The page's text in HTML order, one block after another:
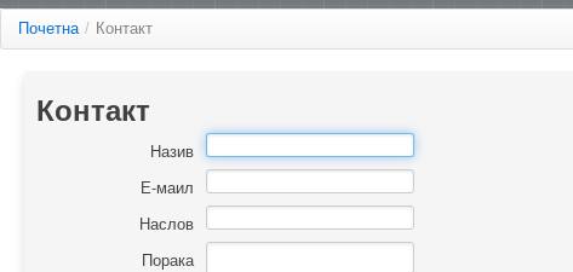
Почетна / Контакт
Контакт
Назив
Е-маил
Наслов
Порака